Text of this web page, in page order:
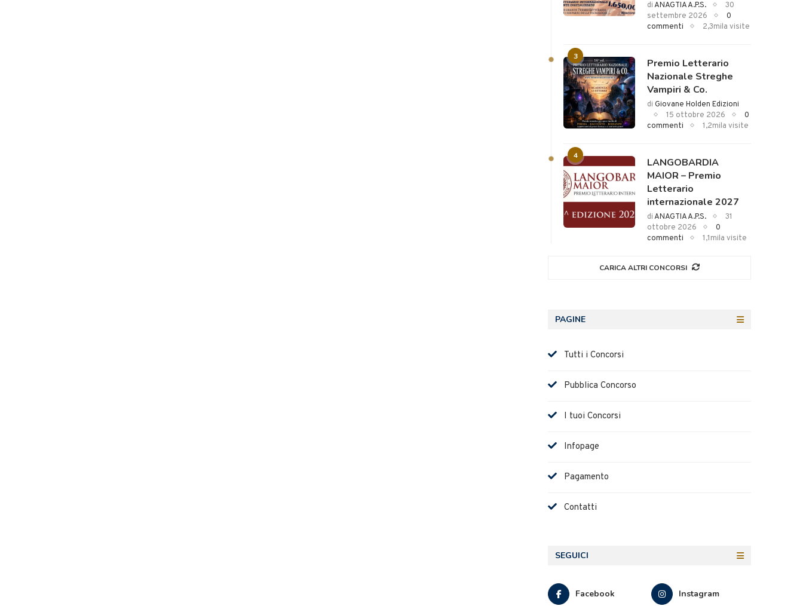
diANAGTIA A.P.S.
30
settembre 2026
0
commenti
2,3mila visite
3
Premio Letterario
Nazionale Streghe
Vampiri & Co.
di Giovane Holden Edizioni
15 ottobre 2026
0
commenti
1,2mila visite
4
LANGOBARDIA
MAIOR – Premio
Letterario
internazionale 2027
diANAGTIA A.P.S.
31
ottobre 2026
0
commenti
1,1mila visite
CARICA ALTRI CONCORSI
PAGINE
Tutti i Concorsi
Pubblica Concorso
I tuoi Concorsi
Infopage
Pagamento
Contatti
SEGUICI
Facebook Instagram